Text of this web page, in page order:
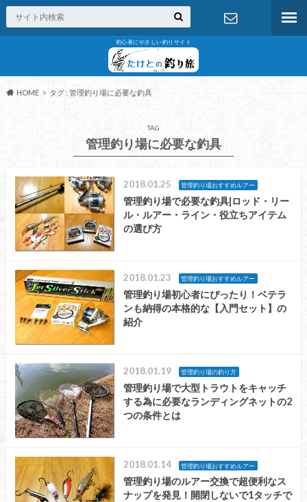
初心者にやさしい釣りサイト
HOME タグ : 管理釣り場に必要な釣具
TAG
管理釣り場に必要な釣具
2018.01.25 管理釣り場おすすめルアー
管理釣り場で必要な釣具|ロッド・リー
ル・ルアー・ライン・役立ちアイテム
の選び方
2018.01.23 管理釣り場おすすめルアー
管理釣り場初心者にぴったり！ベテラ
ンも納得の本格的な【入門セット】の
紹介
2018.01.19 管理釣り場の釣り方
管理釣り場で大型トラウトをキャッチ
する為に必要なランディングネットの2
つの条件とは
2018.01.14 管理釣り場おすすめルアー
管理釣り場のルアー交換で超便利なス
ナップを発見！開閉しないで1タッチで